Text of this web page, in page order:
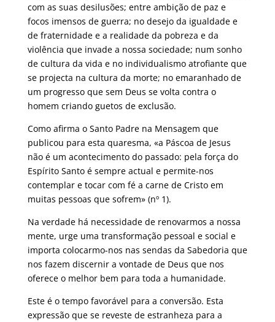
com as suas desilusões; entre ambição de paz e
focos imensos de guerra; no desejo da igualdade e
de fraternidade e a realidade da pobreza e da
violência que invade a nossa sociedade; num sonho
de cultura da vida e no individualismo atrofiante que
se projecta na cultura da morte; no emaranhado de
um progresso que sem Deus se volta contra o
homem criando guetos de exclusão.
Como afirma o Santo Padre na Mensagem que
publicou para esta quaresma, «a Páscoa de Jesus
não é um acontecimento do passado: pela força do
Espírito Santo é sempre actual e permite-nos
contemplar e tocar com fé a carne de Cristo em
muitas pessoas que sofrem» (nº 1).
Na verdade há necessidade de renovarmos a nossa
mente, urge uma transformação pessoal e social e
importa colocarmo-nos nas sendas da Sabedoria que
nos fazem discernir a vontade de Deus que nos
oferece o melhor bem para toda a humanidade.
Este é o tempo favorável para a conversão. Esta
expressão que se reveste de estranheza para a